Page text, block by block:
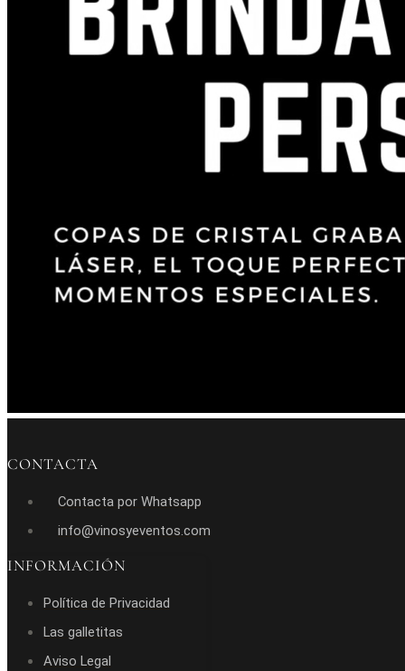
CONTACTA
Contacta por Whatsapp
info@vinosyeventos.com
INFORMACIÓN
Política de Privacidad
Las galletitas
Aviso Legal